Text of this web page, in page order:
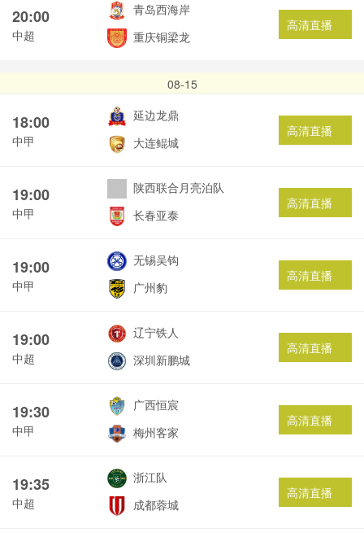
20:00
中超
青岛西海岸
重庆铜梁龙
高清直播
08-15
18:00
中甲
延边龙鼎
大连鲲城
高清直播
19:00
中甲
陕西联合月亮泊队
长春亚泰
高清直播
19:00
中甲
无锡吴钩
广州豹
高清直播
19:00
中超
辽宁铁人
深圳新鹏城
高清直播
19:30
中甲
广西恒宸
梅州客家
高清直播
19:35
中超
浙江队
成都蓉城
高清直播